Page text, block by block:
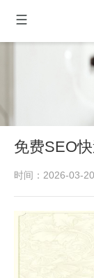
免费SEO
时间：2026-03-